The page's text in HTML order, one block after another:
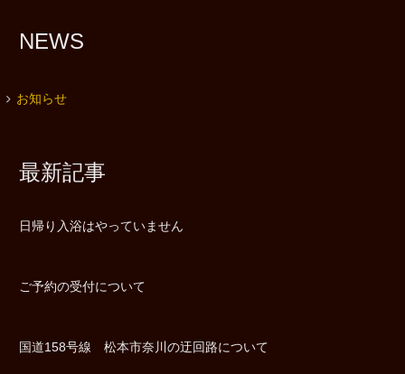
NEWS
お知らせ
最新記事
日帰り入浴はやっていません
ご予約の受付について
国道158号線 松本市奈川の迂回路について